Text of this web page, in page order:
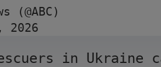
in Ukraine
(@ABC)
2026